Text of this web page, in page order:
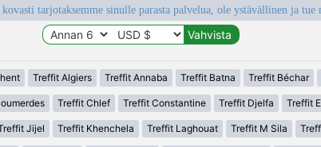
tarjotaksemme sinulle parasta palvelua, ole ystävällinen ja tue
Treffit Algiers Treffit Annaba Treffit Batna Treffit Béchar
Treffit Chlef Treffit Constantine Treffit Djelfa Treffit
Jijel Treffit Khenchela Treffit Laghouat Treffit M Sila